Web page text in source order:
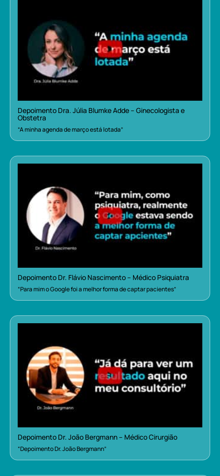
Depoimento Dra. Júlia Blumke Adde – Ginecologista e
Obstetra
“A minha agenda de março está lotada”
Depoimento Dr. Flávio Nascimento – Médico Psiquiatra
“Para mim o Google foi a melhor forma de captar pacientes”
Depoimento Dr. João Bergmann – Médico Cirurgião
“Depoimento Dr. João Bergmann”